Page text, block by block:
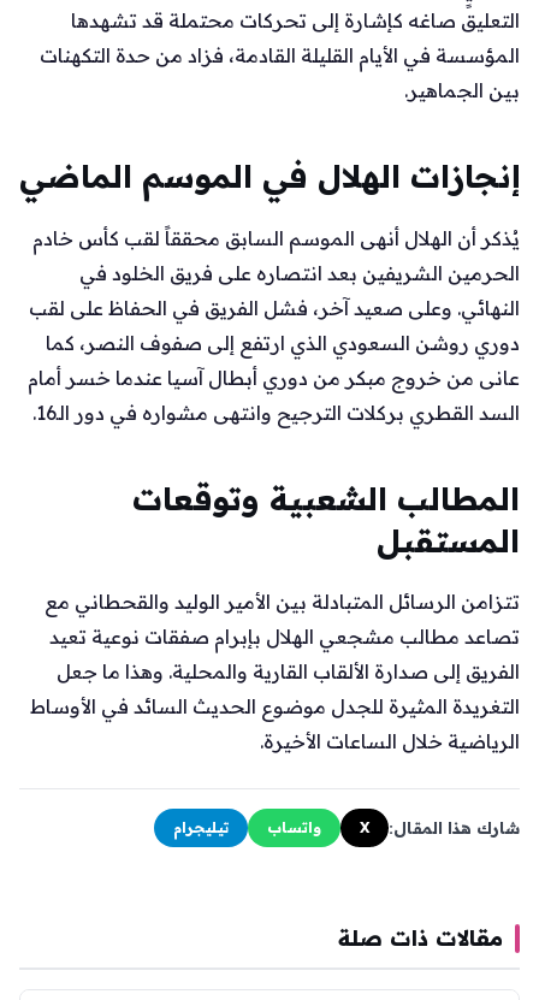
التعليق صاغه كإشارة إلى تحركات محتملة قد تشهدها
المؤسسة في الأيام القليلة القادمة، فزاد من حدة التكهنات
بين الجماهير.
إنجازات الهلال في الموسم الماضي
يُذكر أن الهلال أنهى الموسم السابق محققاً لقب كأس خادم
الحرمين الشريفين بعد انتصاره على فريق الخلود في
النهائي. وعلى صعيد آخر، فشل الفريق في الحفاظ على لقب
دوري روشن السعودي الذي ارتفع إلى صفوف النصر، كما
عانى من خروج مبكر من دوري أبطال آسيا عندما خسر أمام
السد القطري بركلات الترجيح وانتهى مشواره في دور الـ16.
المطالب الشعبية وتوقعات
المستقبل
تتزامن الرسائل المتبادلة بين الأمير الوليد والقحطاني مع
تصاعد مطالب مشجعي الهلال بإبرام صفقات نوعية تعيد
الفريق إلى صدارة الألقاب القارية والمحلية. وهذا ما جعل
التغريدة المثيرة للجدل موضوع الحديث السائد في الأوساط
الرياضية خلال الساعات الأخيرة.
شارك هذا المقال: X واتساب تيليجرام
مقالات ذات صلة